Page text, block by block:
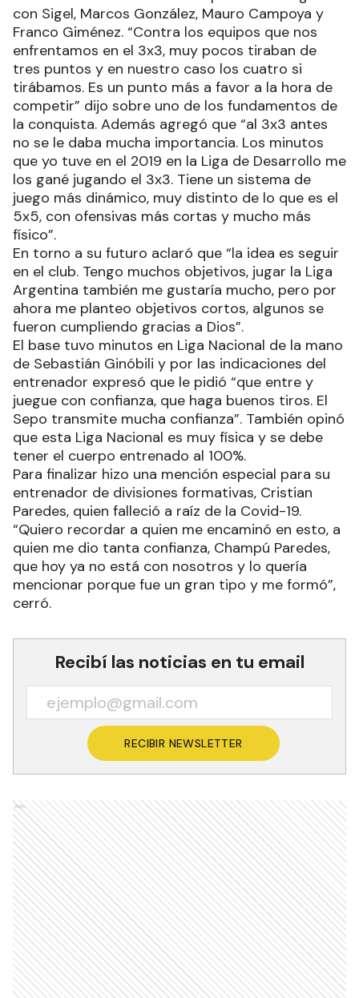
con Sigel, Marcos González, Mauro Campoya y
Franco Giménez. “Contra los equipos que nos
enfrentamos en el 3x3, muy pocos tiraban de
tres puntos y en nuestro caso los cuatro si
tirábamos. Es un punto más a favor a la hora de
competir” dijo sobre uno de los fundamentos de
la conquista. Además agregó que “al 3x3 antes
no se le daba mucha importancia. Los minutos
que yo tuve en el 2019 en la Liga de Desarrollo me
los gané jugando el 3x3. Tiene un sistema de
juego más dinámico, muy distinto de lo que es el
5x5, con ofensivas más cortas y mucho más
físico”.
En torno a su futuro aclaró que “la idea es seguir
en el club. Tengo muchos objetivos, jugar la Liga
Argentina también me gustaría mucho, pero por
ahora me planteo objetivos cortos, algunos se
fueron cumpliendo gracias a Dios”.
El base tuvo minutos en Liga Nacional de la mano
de Sebastián Ginóbili y por las indicaciones del
entrenador expresó que le pidió “que entre y
juegue con confianza, que haga buenos tiros. El
Sepo transmite mucha confianza”. También opinó
que esta Liga Nacional es muy física y se debe
tener el cuerpo entrenado al 100%.
Para finalizar hizo una mención especial para su
entrenador de divisiones formativas, Cristian
Paredes, quien falleció a raíz de la Covid-19.
“Quiero recordar a quien me encaminó en esto, a
quien me dio tanta confianza, Champú Paredes,
que hoy ya no está con nosotros y lo quería
mencionar porque fue un gran tipo y me formó”,
cerró.
Recibí las noticias en tu email
RECIBIR NEWSLETTER
Ads